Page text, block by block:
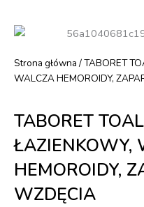
Strona główna / TABORET
WALCZA HEMOROIDY,
TABORET
ŁAZIENKOWY,
HEMOROIDY,
WZDĘCIA